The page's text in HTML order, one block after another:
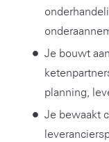
Je bouwt
planning,
Je bewaakt